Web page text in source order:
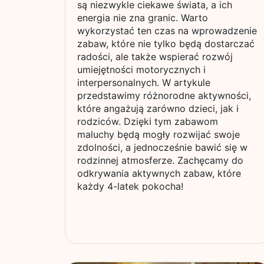
są niezwykle ciekawe świata, a ich
energia nie zna granic. Warto
wykorzystać ten czas na wprowadzenie
zabaw, które nie tylko będą dostarczać
radości, ale także wspierać rozwój
umiejętności motorycznych i
interpersonalnych. W artykule
przedstawimy różnorodne aktywności,
które angażują zarówno dzieci, jak i
rodziców. Dzięki tym zabawom
maluchy będą mogły rozwijać swoje
zdolności, a jednocześnie bawić się w
rodzinnej atmosferze. Zachęcamy do
odkrywania aktywnych zabaw, które
każdy 4-latek pokocha!